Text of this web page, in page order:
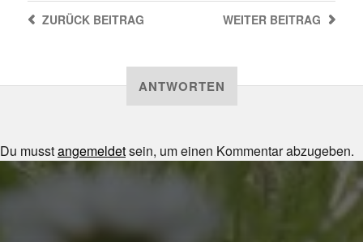
WEITER BEITRAG
ZURÜCKBEITRAG
ANTWORTEN
Du musstangemeldetsein, um einen Kommentar abzugeben.